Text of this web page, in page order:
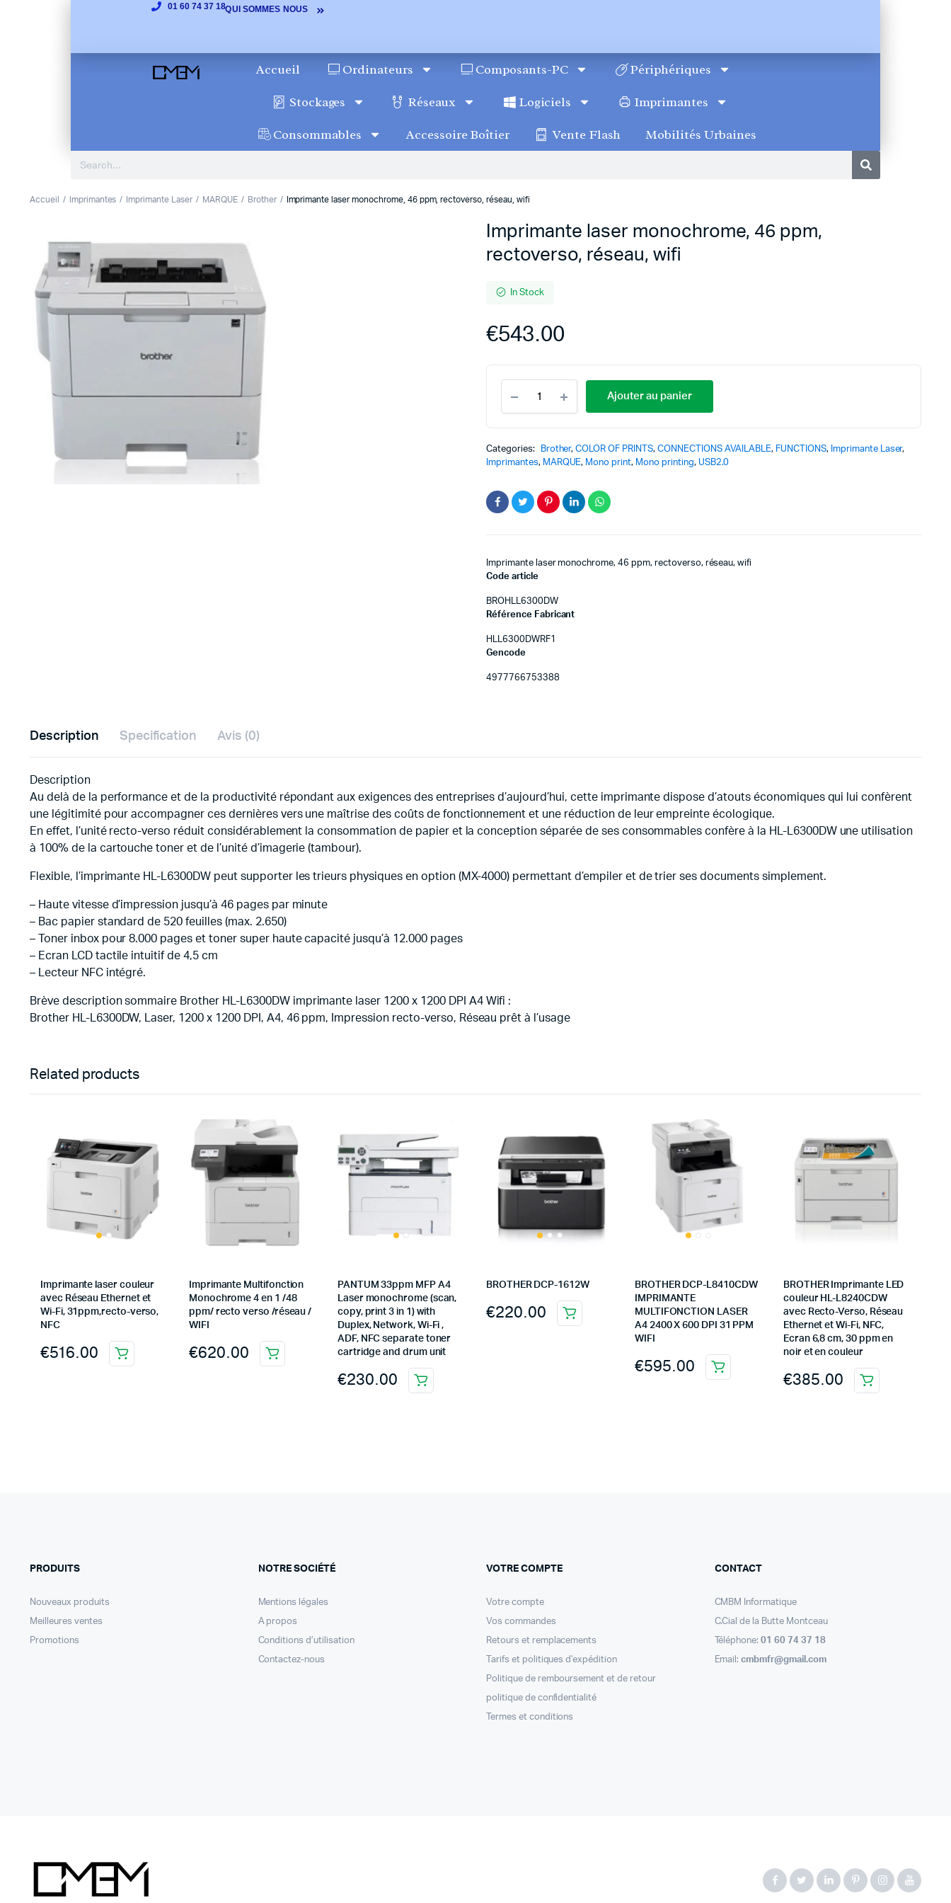
01 60 74 37 18QUI SOMMES NOUS
Accueil Ordinateurs Composants-PC Périphériques
Stockages Réseaux Logiciels Imprimantes
Consommables Accessoire Boîtier Vente Flash Mobilités Urbaines
Accueil Imprimantes Imprimante Laser MARQUE Brother Imprimante laser monochrome, 46 ppm, rectoverso, réseau, wifi
Imprimante laser monochrome, 46 ppm,
rectoverso, réseau, wifi
In Stock
€543.00
Ajouter au panier
Categories: Brother,COLOR OF PRINTS, CONNECTIONS AVAILABLE, FUNCTIONS, Imprimante Laser,
Imprimantes, MARQUE, Mono print, Mono printing, USB2.0
Imprimante laser monochrome, 46 ppm, rectoverso, réseau, wifi
Code article
BROHLL6300DW
Référence Fabricant
HLL6300DWRF1
Gencode
4977766753388
Description Specification Avis (0)
Description
Au delà de la performance et de la productivité répondant aux exigences des entreprises d’aujourd’hui, cette imprimante dispose d’atouts économiques qui lui confèrent
une légitimité pour accompagner ces dernières vers une maîtrise des coûts de fonctionnement et une réduction de leur empreinte écologique.
En effet, l’unité recto-verso réduit considérablement la consommation de papier et la conception séparée de ses consommables confère à la HL-L6300DW une utilisation
à 100% de la cartouche toner et de l’unité d’imagerie (tambour).
Flexible, l’imprimante HL-L6300DW peut supporter les trieurs physiques en option (MX-4000) permettant d’empiler et de trier ses documents simplement.
– Haute vitesse d’impression jusqu’à 46 pages par minute
– Bac papier standard de 520 feuilles (max. 2.650)
– Toner inbox pour 8.000 pages et toner super haute capacité jusqu’à 12.000 pages
– Ecran LCD tactile intuitif de 4,5 cm
– Lecteur NFC intégré.
Brève description sommaire Brother HL-L6300DW imprimante laser 1200 x 1200 DPI A4 Wifi :
Brother HL-L6300DW, Laser, 1200 x 1200 DPI, A4, 46 ppm, Impression recto-verso, Réseau prêt à l’usage
Related products
Imprimante laser couleur
avec Réseau Ethernet et
Wi-Fi, 31ppm,recto-verso,
NFC
€516.00
Imprimante Multifonction
Monochrome 4 en 1 /48
ppm/ recto verso /réseau /
WIFI
€620.00
PANTUM 33ppm MFP A4
Laser monochrome (scan,
copy, print 3 in 1) with
Duplex, Network, Wi-Fi ,
ADF, NFC separate toner
cartridge and drum unit
€230.00
BROTHER DCP-1612W
€220.00
BROTHER DCP-L8410CDW
IMPRIMANTE
MULTIFONCTION LASER
A4 2400 X 600 DPI 31 PPM
WIFI
€595.00
BROTHER Imprimante LED
couleur HL-L8240CDW
avec Recto-Verso, Réseau
Ethernet et Wi-Fi, NFC,
Ecran 6,8 cm, 30 ppm en
noir et en couleur
€385.00
PRODUITS
Nouveaux produits
Meilleures ventes
Promotions
NOTRE SOCIÉTÉ
Mentions légales
A propos
Conditions d’utilisation
Contactez-nous
VOTRE COMPTE
Votre compte
Vos commandes
Retours et remplacements
Tarifs et politiques d’expédition
Politique de remboursement et de retour
politique de confidentialité
Termes et conditions
CONTACT
CMBM Informatique
C.Cial de la Butte Montceau
Téléphone:01 60 74 37 18
Email:cmbmfr@gmail.com